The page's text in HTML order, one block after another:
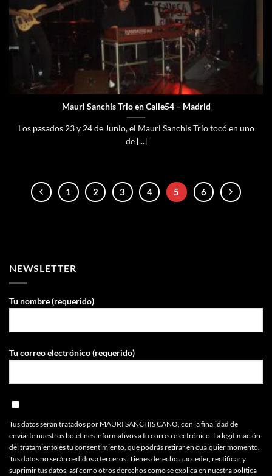
Mauri Sanchis Trio en Calle54 – Madrid
Los pasados 23 y 24 de Junio, el Mauri Sanchis Trío tocó en uno
de [...]
1 2 3 4 5 6
NEWSLETTER
Tu nombre (requerido)
Tu correo electrónico (requerido)
Tus datos serán tratados por MAURI SANCHIS CANO, con la finalidad de
enviarte nuestros boletines informativos a tu correo electrónico. La legitimación
del tratamiento es tu consentimiento, que podrás retirar en cualquier momento.
Tus datos no serán cedidos a terceros. Tienes derecho a acceder, rectificar y
suprimir tus datos, así como otros derechos como se explica en nuestra política